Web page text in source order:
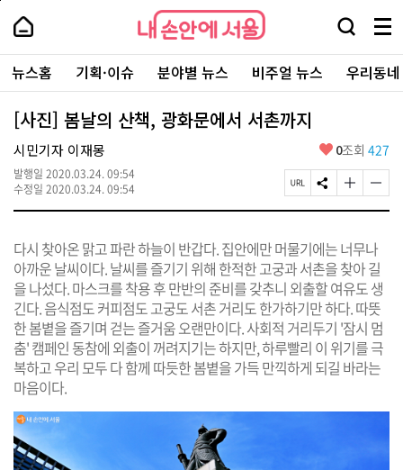
본
로
가
내
손
안
에
서
울
-
서
울
시
대
표
소
포
털
내
손
에
울
검
창
열
기
메
뉴
전
체
보
주
요
서
뉴스홈 기획·이슈 분야별 뉴스 비주얼 뉴스 우리동
[사진] 봄날의 산책, 광화문에서 서촌까지
시민기자 이재몽
발행일 2020.03.24. 09:54
수정일 2020.03.24. 09:54
좋
요
0조회 427
페
이
R
L
복
사
S
N
유
하
기
글
자
크
게
변
경
하
기
글
자
작
게
변
경
하
기
다시 찾아온 맑고 파란 하늘이 반갑다. 집안에만 머물기에는 너무나
아까운 날씨이다. 날씨를 즐기기 위해 한적한 고궁과 서촌을 찾아 길
을 나섰다. 마스크를 착용 후 만반의 준비를 갖추니 외출할 여유도 생
긴다. 음식점도 커피점도 고궁도 서촌 거리도 한가하기만 하다. 따뜻
한 봄볕을 즐기며 걷는 즐거움 오랜만이다. 사회적 거리두기 '잠시 멈
춤' 캠페인 동참에 외출이 꺼려지기는 하지만, 하루빨리 이 위기를 극
복하고 우리 모두 다 함께 따듯한 봄볕을 가득 만끽하게 되길 바라는
마음이다.
페
상
단
로